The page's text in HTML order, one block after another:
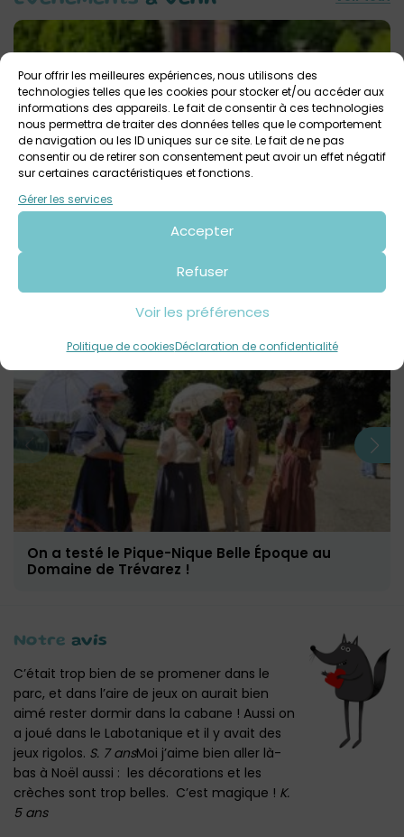
Pour offrir les meilleures expériences, nous utilisons des
technologies telles que les cookies pour stocker et/ou accéder aux
informations des appareils. Le fait de consentir à ces technologies
nous permettra de traiter des données telles que le comportement
de navigation ou les ID uniques sur ce site. Le fait de ne pas
consentir ou de retirer son consentement peut avoir un effet négatif
sur certaines caractéristiques et fonctions.
Gérer les services
Accepter
Refuser
Voir les préférences
Politique de cookiesDéclaration de confidentialité
3 août 2026 > 9 août 2026
Des visites flash au Domaine de Trévarez / Tout
Domaine départemental de Trévarez
On a testé le Pique-Nique Belle Époque au
Domaine de Trévarez !
Notre avis
C’était trop bien de se promener dans le
parc, et dans l’aire de jeux on aurait bien
aimé rester dormir dans la cabane ! Aussi on
a joué dans le Labotanique et il y avait des
jeux rigolos. S. 7 ansMoi j’aime bien aller là-
bas à Noël aussi : les décorations et les
crèches sont trop belles. C’est magique ! K.
5 ans